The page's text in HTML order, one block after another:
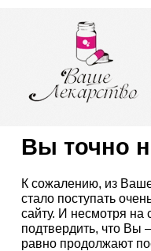
Вы точно
К сожалению, из
стало поступать
сайту. И несмотря на
подтвердить, что Вы
равно продолжают